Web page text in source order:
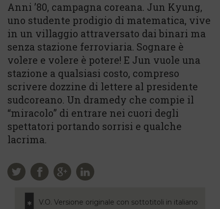
Anni ’80, campagna coreana. Jun Kyung,
uno studente prodigio di matematica, vive
in un villaggio attraversato dai binari ma
senza stazione ferroviaria. Sognare è
volere e volere è potere! E Jun vuole una
stazione a qualsiasi costo, compreso
scrivere dozzine di lettere al presidente
sudcoreano. Un dramedy che compie il
“miracolo” di entrare nei cuori degli
spettatori portando sorrisi e qualche
lacrima.
V.O. Versione originale con sottotitoli in italiano